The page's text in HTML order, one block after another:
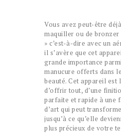
Vous avez peut-être
maquiller ou de
» c’est-à-dire avec un
il s’avère que cet
grande importance
manucure offerts dans
beauté. Cet appareil est
d’offrir tout, d’une
parfaite et rapide à une
d’art qui peut
jusqu’à ce qu’elle
plus précieux de votre